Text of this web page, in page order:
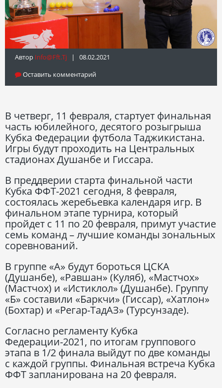
Автор Info@fft.tj | 08.02.2021
Оставить комментарий
В четверг, 11 февраля, стартует финальная
часть юбилейного, десятого розыгрыша
Кубка Федерации футбола Таджикистана.
Игры будут проходить на Центральных
стадионах Душанбе и Гиссара.
В преддверии старта финальной части
Кубка ФФТ-2021 сегодня, 8 февраля,
состоялась жеребьевка календаря игр. В
финальном этапе турнира, который
пройдет с 11 по 20 февраля, примут участие
семь команд – лучшие команды зональных
соревнований.
В группе «А» будут бороться ЦСКА
(Душанбе), «Равшан» (Куляб), «Мастчох»
(Мастчох) и «Истиклол» (Душанбе). Группу
«Б» составили «Баркчи» (Гиссар), «Хатлон»
(Бохтар) и «Регар-ТадАЗ» (Турсунзаде).
Согласно регламенту Кубка
Федерации-2021, по итогам группового
этапа в 1/2 финала выйдут по две команды
с каждой группы. Финальная встреча Кубка
ФФТ запланирована на 20 февраля.